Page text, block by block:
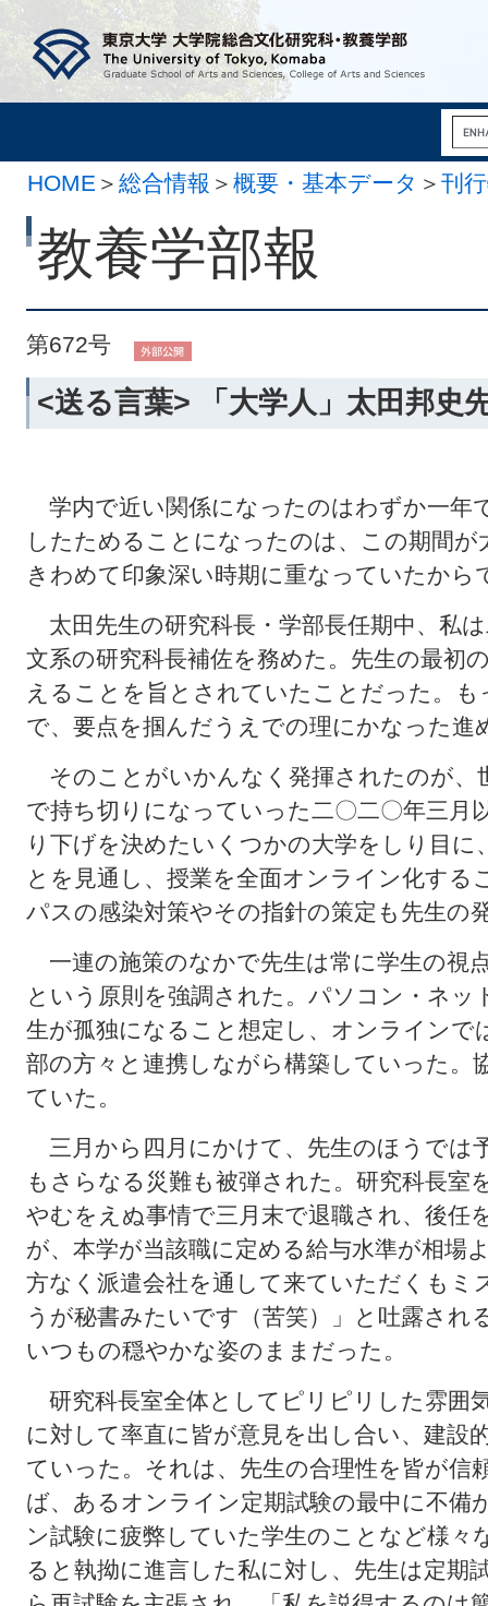
HOME ＞ 総合情報 ＞ 概要・基本データ ＞ 刊
月 7日）
教養学部報
第672号
<送る言葉> 「大学人」太田邦史
学内で近い関係になったのはわずか一年
したためることになったのは、この期間
きわめて印象深い時期に重なっていたから
太田先生の研究科長・学部長任期中、私
文系の研究科長補佐を務めた。先生の最初
えることを旨とされていたことだった。
で、要点を掴んだうえでの理にかなった進
そのことがいかんなく発揮されたのが、
で持ち切りになっていった二〇二〇年三月
り下げを決めたいくつかの大学をしり目
とを見通し、授業を全面オンライン化する
パスの感染対策やその指針の策定も先生の
一連の施策のなかで先生は常に学生の視
という原則を強調された。パソコン・ネ
生が孤独になること想定し、オンラインで
部の方々と連携しながら構築していった。
ていた。
三月から四月にかけて、先生のほうでは
もさらなる災難も被弾された。研究科長室
やむをえぬ事情で三月末で退職され、後任
が、本学が当該職に定める給与水準が相場
方なく派遣会社を通して来ていただくも
うが秘書みたいです（苦笑）」と吐露され
いつもの穏やかな姿のままだった。
研究科長室全体としてピリピリした雰囲
に対して率直に皆が意見を出し合い、建設
ていった。それは、先生の合理性を皆が信
ば、あるオンライン定期試験の最中に不備
ン試験に疲弊していた学生のことなど様々
ると執拗に進言した私に対し、先生は定期